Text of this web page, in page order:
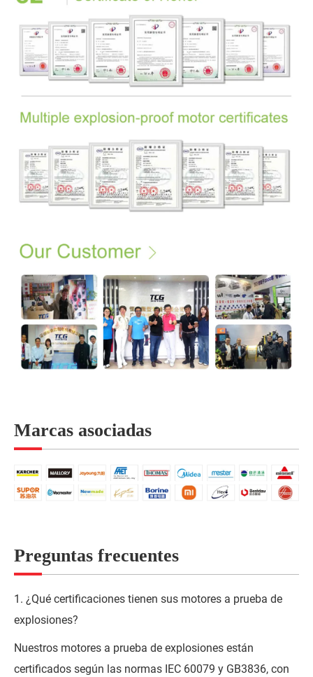
Marcas asociadas
Preguntas frecuentes
1. ¿Qué certificaciones tienen sus motores a prueba de
explosiones?
Nuestros motores a prueba de explosiones están
certificados según las normas IEC 60079 y GB3836, con